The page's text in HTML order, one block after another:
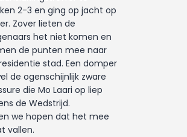
2-3 en ging op jacht op
Zover lieten de
het niet komen en
de punten mee naar
stad. Een domper
de ogenschijnlijk zware
die Mo Laari op liep
de Wedstrijd.
we hopen dat het mee
vallen.